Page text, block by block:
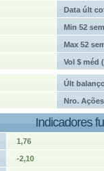
Data últ
Min 52 sem
Max 52
Vol $ méd
Últ
Nro. Ações
Indicadores
1,76
-2,10